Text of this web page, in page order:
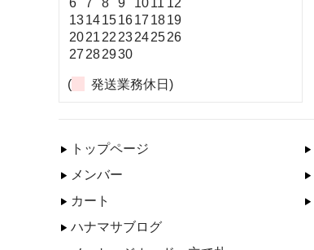
1314151617 1819
2021 22 23242526
27 282930
( 発送業務休日)
トップページ
メンバー
カート
ハナマサブログ